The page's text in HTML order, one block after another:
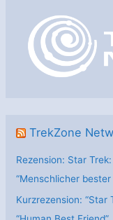
TrekZone
Rezension: Star
“Menschlicher bester
Kurzrezension: “Star